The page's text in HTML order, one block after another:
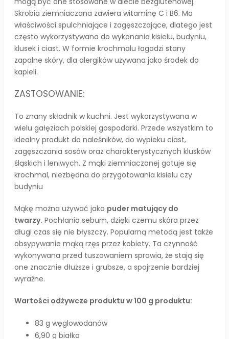
Skrobia ziemniaczana zawiera witaminę C i B6. Ma
właściwości spulchniające i zagęszczające, dlatego jest
często wykorzystywana do wykonania kisielu, budyniu,
klusek i ciast. W formie krochmalu łagodzi stany
zapalne skóry, dla alergików używana jako środek do
kapieli.
ZASTOSOWANIE:
To znany składnik w kuchni. Jest wykorzystywana w
wielu gałęziach polskiej gospodarki. Przede wszystkim to
idealny produkt do naleśników, do wypieku ciast,
zagęszczania sosów oraz charakterystycznych klusków
śląskich i leniwych. Z mąki ziemniaczanej gotuje się
krochmal, niezbędna do przygotowania kisielu czy
budyniu
Mąkę można używać jako puder matujący do
twarzy. Pochłania sebum, dzięki czemu skóra przez
długi czas się nie błyszczy. Popularną metodą jest także
obsypywanie mąką rzęs przez kobiety. Ta czynność
wykonywana przed tuszowaniem sprawia, że stają się
one znacznie dłuższe i grubsze, a spojrzenie bardziej
wyraźne.
Wartości odżywcze produktu w 100 g produktu:
83 g węglowodanów
6,90 g białka